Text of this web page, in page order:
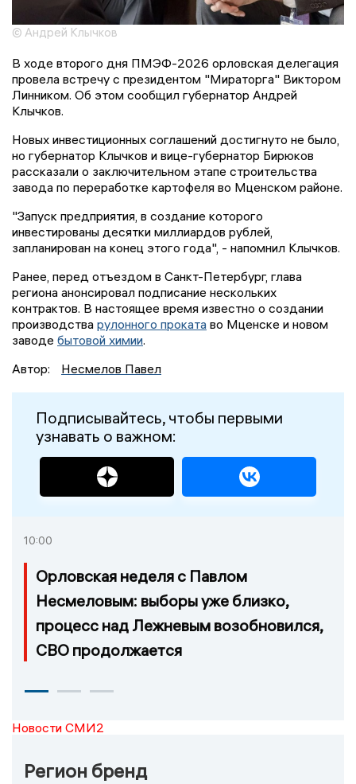
© Андрей Клычков
В ходе второго дня ПМЭФ-2026 орловская делегация
провела встречу с президентом "Мираторга" Виктором
Линником. Об этом сообщил губернатор Андрей
Клычков.
Новых инвестиционных соглашений достигнуто не было,
но губернатор Клычков и вице-губернатор Бирюков
рассказали о заключительном этапе строительства
завода по переработке картофеля во Мценском районе.
"Запуск предприятия, в создание которого
инвестированы десятки миллиардов рублей,
запланирован на конец этого года", - напомнил Клычков.
Ранее, перед отъездом в Санкт-Петербург, глава
региона анонсировал подписание нескольких
контрактов. В настоящее время известно о создании
производства рулонного проката во Мценске и новом
заводе бытовой химии.
Автор:
Несмелов Павел
Подписывайтесь, чтобы первыми
узнавать о важном:
10:00
Орловская неделя с Павлом
Несмеловым: выборы уже близко,
процесс над Лежневым возобновился,
СВО продолжается
Новости СМИ2
Регион бренд